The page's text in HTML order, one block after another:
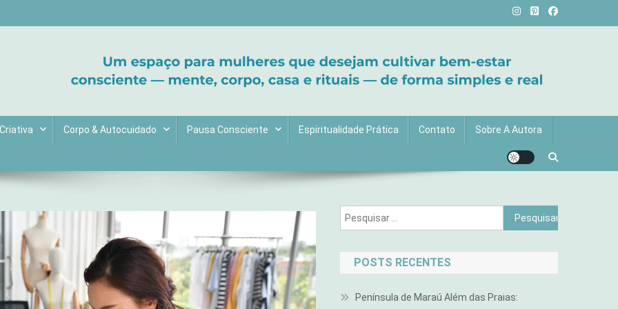
Corpo & Autocuidado Pausa Consciente Espiritualidade Prática Contato Sobre A Autora
Pesquisar
por:
POSTS RECENTES
Península de Maraú Além das Praias: